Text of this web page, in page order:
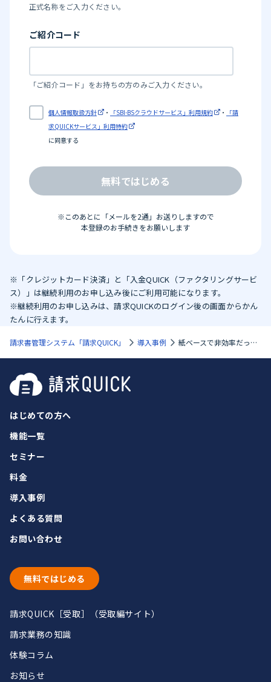
正式名称をご入力ください。
ご紹介コード
「ご紹介コード」をお持ちの方のみご入力ください。
個人情報取扱方針 ・ 「SBI-BSクラウドサービス」利用規約 ・
「請
求QUICKサービス」利用特約
に同意する
無料ではじめる
※このあとに「メールを2通」お送りしますので
本登録のお手続きをお願いします
※「クレジットカード決済」と「入金QUICK（ファクタリングサービ
ス）」は継続利用のお申し込み後にご利用可能になります。
※継続利用のお申し込みは、請求QUICKのログイン後の画面からかん
たんに行えます。
請求書管理システム「請求QUICK」 導入事例 紙ベースで非効率だった業務フローを『請求QUICK』で一気にデジタル化！受け取った請求書の電子保存を含め、機能を使いこなすほどに業務効率化と法対応の効果を実感
はじめての方へ
機能一覧
セミナー
料金
導入事例
よくある質問
お問い合わせ
請求QUICK［受取］（受取編サイト）
請求業務の知識
体験コラム
お知らせ
無料ではじめる